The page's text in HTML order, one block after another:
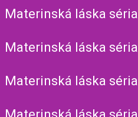
Materinská láska
Materinská láska
Materinská láska